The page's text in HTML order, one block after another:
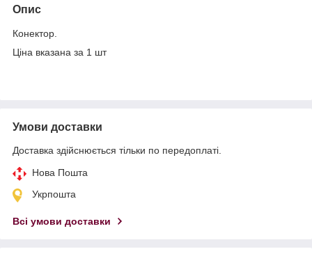
Опис
Конектор.
Ціна вказана за 1 шт
Умови доставки
Доставка здійснюється тільки по передоплаті.
Нова Пошта
Укрпошта
Всі умови доставки